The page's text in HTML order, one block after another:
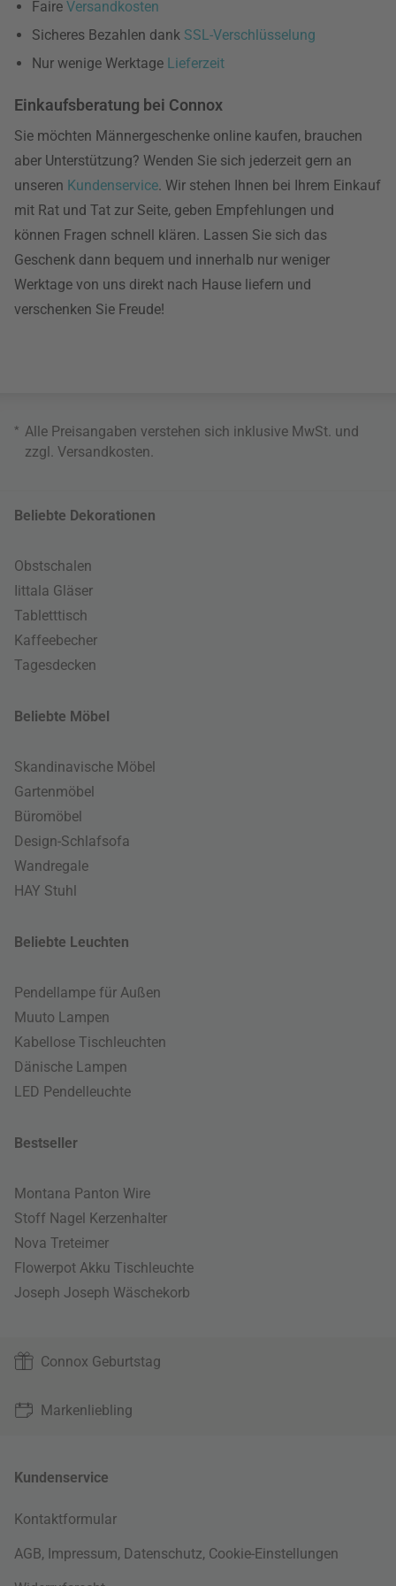
Faire Versandkosten
Sicheres Bezahlen dank SSL-Verschlüsselung
Nur wenige Werktage Lieferzeit
Einkaufsberatung bei Connox
Sie möchten Männergeschenke online kaufen, brauchen
aber Unterstützung? Wenden Sie sich jederzeit gern an
unseren Kundenservice. Wir stehen Ihnen bei Ihrem Einkauf
mit Rat und Tat zur Seite, geben Empfehlungen und
können Fragen schnell klären. Lassen Sie sich das
Geschenk dann bequem und innerhalb nur weniger
Werktage von uns direkt nach Hause liefern und
verschenken Sie Freude!
* Alle Preisangaben verstehen sich inklusive MwSt. und
zzgl. Versandkosten.
Beliebte Dekorationen
Obstschalen
Iittala Gläser
Tabletttisch
Kaffeebecher
Tagesdecken
Beliebte Möbel
Skandinavische Möbel
Gartenmöbel
Büromöbel
Design-Schlafsofa
Wandregale
HAY Stuhl
Beliebte Leuchten
Pendellampe für Außen
Muuto Lampen
Kabellose Tischleuchten
Dänische Lampen
LED Pendelleuchte
Bestseller
Montana Panton Wire
Stoff Nagel Kerzenhalter
Nova Treteimer
Flowerpot Akku Tischleuchte
Joseph Joseph Wäschekorb
Connox Geburtstag
Markenliebling
Kundenservice
Kontaktformular
AGB, Impressum, Datenschutz, Cookie-Einstellungen